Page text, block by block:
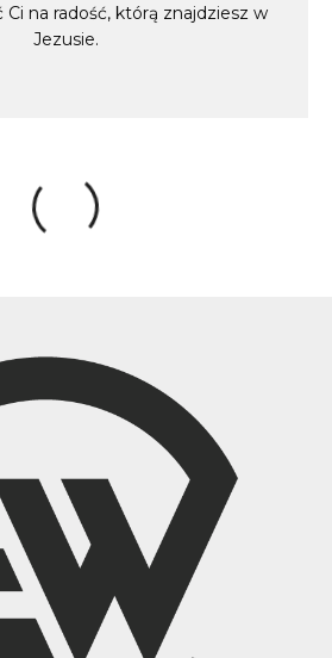
Ci na radość, którą znajdziesz w
Jezusie.